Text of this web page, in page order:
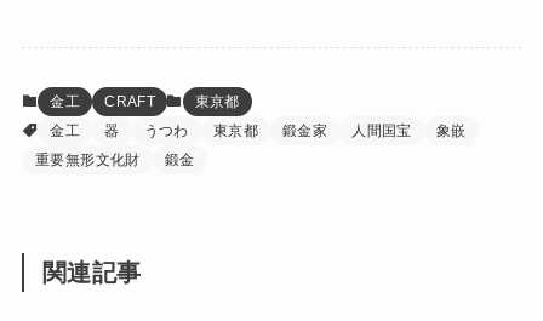
金工 CRAFT
東京都
金工
器 うつわ 東京都 鍛金家 人間国宝
象嵌
重要無形文化財
鍛金
関連記事